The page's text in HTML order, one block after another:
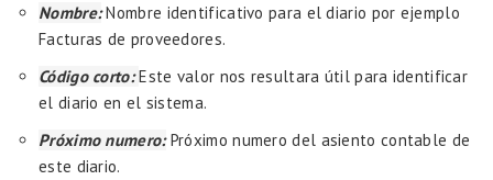
Nombre:Nombre identificativo para el diario por ejemplo
Facturas de proveedores.
Código corto: Este valor nos resultara útil para identificar
el diario en el sistema.
Próximo numero:Próximo numero del asiento contable de
este diario.